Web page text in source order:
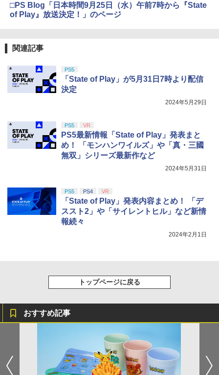
□PS Blog「日本時間9月25日（水）午前7時から『State
of Play』放送決定！」のページ
関連記事
PS5
「State of Play」が5月31日7時より配信
決定
2024年5月29日
PS5 VR
PS5最新情報「State of Play」発表まと
め！ 「モンハンワイルズ」や「真・三國
無双」シリーズ最新作など
2024年5月31日
PS5 PS4 VR
「State of Play」発表内容まとめ！ 「デ
ススト2」や「サイレントヒル」など新情
報続々
2024年2月1日
トップページに戻る
おすすめ記事